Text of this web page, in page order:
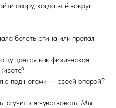
опору, когда всё вокруг
болеть спина или пропал
как физическая
под ногами — своей опорой?
а учиться чувствовать. Мы